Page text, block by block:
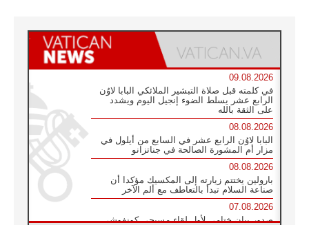
09.08.2026
في كلمته قبل صلاة التبشير الملائكي البابا لاوُن
الرابع عشر يسلط الضوء إنجيل اليوم ويشدد
على الثقة بالله
08.08.2026
البابا لاوُن الرابع عشر في السابع من أيلول في
مزار أم المشورة الصالحة في جناتزانو
08.08.2026
بارولين يختتم زيارته إلى المكسيك مؤكدا أن
صناعة السلام تبدأ بالتعاطف مع ألم الآخر
07.08.2026
صدور بيان ختامي لأول لقاء مسيحي كونفوشي